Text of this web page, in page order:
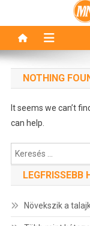
NOTHING
It seems we can’t
can help.
Keresés:
LEGFRISSEBB
Növekszik a